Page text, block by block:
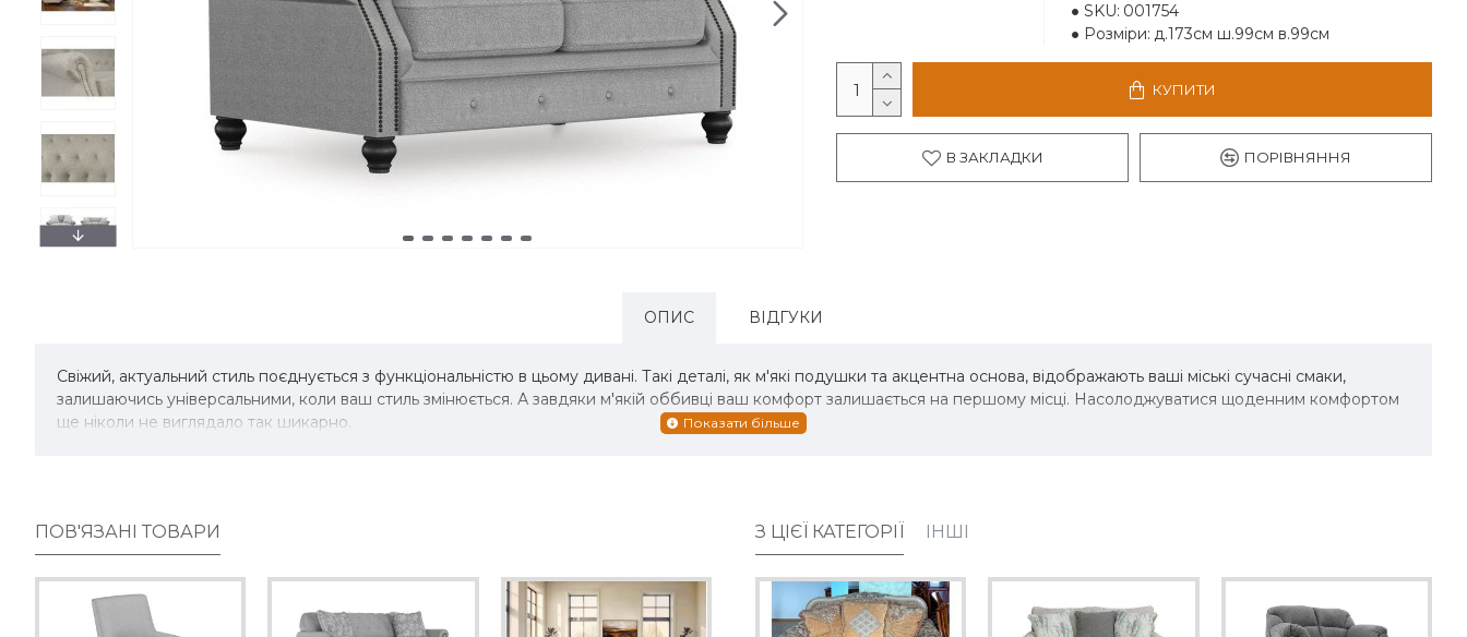
SKU: 001754
Розміри: д.173см ш.99см в.99см
КУПИТИ
В ЗАКЛАДКИ ПОРІВНЯННЯ
ОПИС ВІДГУКИ
Свіжий, актуальний стиль поєднується з функціональністю в цьому дивані. Такі деталі, як м'які подушки та акцентна основа, відображають ваші міські сучасні смаки,
залишаючись універсальними, коли ваш стиль змінюється. А завдяки м'якій оббивці ваш комфорт залишається на першому місці. Насолоджуватися щоденним комфортом
ще ніколи не виглядало так шикарно.
ПОВ'ЯЗАНІ ТОВАРИ З ЦІЄЇ КАТЕГОРІЇ ІНШІ